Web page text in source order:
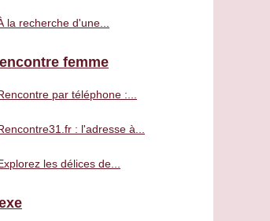
la recherche d'une...
femme
par téléphone :...
: l'adresse à...
les délices de...